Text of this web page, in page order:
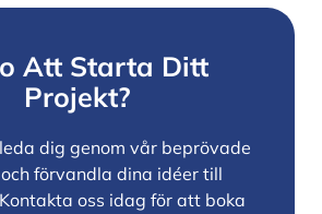
Att Starta Ditt
Projekt?
dig genom vår beprövade
förvandla dina idéer till
oss idag för att boka